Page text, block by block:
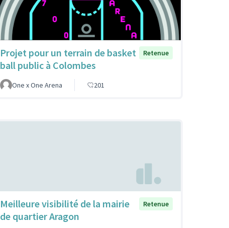
Projet pour un terrain de basket
ball public à Colombes
Retenue
One x One Arena 201
Meilleure visibilité de la mairie
de quartier Aragon
Retenue